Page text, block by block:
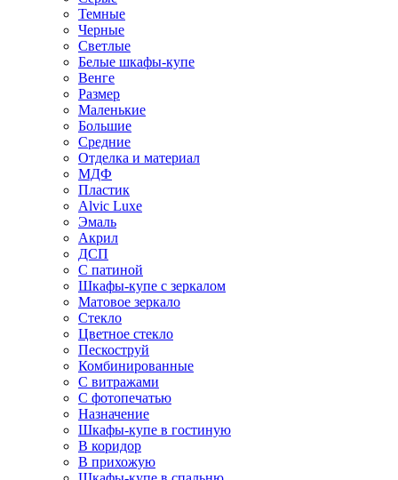
Темные
Черные
Светлые
Белые шкафы-купе
Венге
Размер
Маленькие
Большие
Средние
Отделка и материал
МДФ
Пластик
Alvic Luxe
Эмаль
Акрил
ДСП
С патиной
Шкафы-купе с зеркалом
Матовое зеркало
Стекло
Цветное стекло
Пескоструй
Комбинированные
С витражами
С фотопечатью
Назначение
Шкафы-купе в гостиную
В коридор
В прихожую